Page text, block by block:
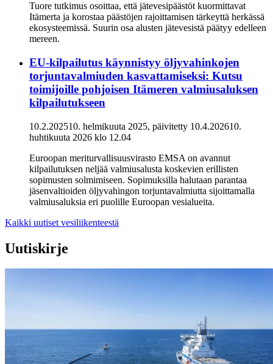
Tuore tutkimus osoittaa, että jätevesipäästöt kuormittavat
Itämerta ja korostaa päästöjen rajoittamisen tärkeyttä herkässä
ekosysteemissä. Suurin osa alusten jätevesistä päätyy edelleen
mereen.
EU-kilpailutus käynnistyy öljyvahinkojen
torjuntavalmiuden kasvattamiseksi: Kutsu
toimijoille pohjoisen Itämeren valmiusaluksen
kilpailutukseen
10.2.202510. helmikuuta 2025, päivitetty 10.4.202610.
huhtikuuta 2026 klo 12.04
Euroopan meriturvallisuusvirasto EMSA on avannut
kilpailutuksen neljää valmiusalusta koskevien erillisten
sopimusten solmimiseen. Sopimuksilla halutaan parantaa
jäsenvaltioiden öljyvahingon torjuntavalmiutta sijoittamalla
valmiusaluksia eri puolille Euroopan vesialueita.
Kaikki uutiset vesiliikenteestä
Uutiskirje